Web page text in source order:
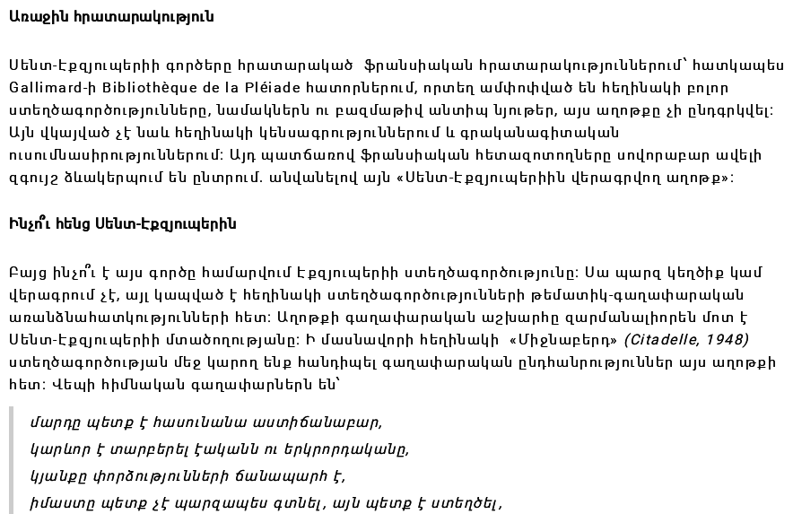
Առաջին հրատարակություն
Սենտ-Էքզյուպերիի գործերը հրատարակած ֆրանսիական հրատարակություններում՝ հատկապես
Gallimard-ի Bibliothèque de la Pléiade հատորներում, որտեղ ամփոփված են հեղինակի բոլոր
ստեղծագործությունները, նամակներն ու բազմաթիվ անտիպ նյութեր, այս աղոթքը չի ընդգրկվել։
Այն վկայված չէ նաև հեղինակի կենսագրություններում և գրականագիտական
ուսումնասիրություններում։ Այդ պատճառով ֆրանսիական հետազոտողները սովորաբար ավելի
զգույշ ձևակերպում են ընտրում․ անվանելով այն «Սենտ-Էքզյուպերիին վերագրվող աղոթք»։
Ինչո՞ւ հենց Սենտ-Էքզյուպերին
Բայց ինչո՞ւ է այս գործը համարվում Էքզյուպերիի ստեղծագործությունը։ Սա պարզ կեղծիք կամ
վերագրում չէ, այլ կապված է հեղինակի ստեղծագործությունների թեմատիկ-գաղափարական
առանձնահատկությունների հետ։ Աղոթքի գաղափարական աշխարհը զարմանալիորեն մոտ է
Սենտ-Էքզյուպերիի մտածողությանը։ Ի մասնավորի հեղինակի «Միջնաբերդ» (Citadelle, 1948)
ստեղծագործության մեջ կարող ենք հանդիպել գաղափարական ընդհանրություններ այս աղոթքի
հետ։ Վեպի հիմնական գաղափարներն են՝
մարդը պետք է հասունանա աստիճանաբար,
կարևոր է տարբերել էականն ու երկրորդականը,
կյանքը փորձությունների ճանապարհ է,
իմաստը պետք չէ պարզապես գտնել, այն պետք է ստեղծել,